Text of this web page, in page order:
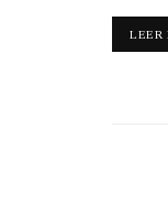
LEER